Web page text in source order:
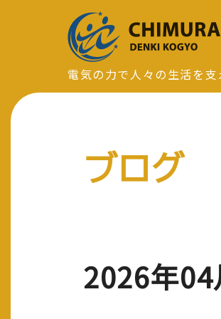
電気の力で人々の生活を支
ブログ
2026年04